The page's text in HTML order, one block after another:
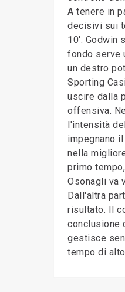
A tenere in
decisivi sui
10'. Godwin
fondo serve
un destro
Sporting
uscire dalla
offensiva.
l'intensità
impegnano
nella
primo
Osonagli va
Dall'altra
risultato. Il
conclusione
gestisce
tempo di